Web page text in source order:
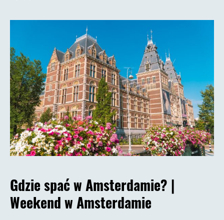
Gdzie spać w Amsterdamie? |
Weekend w Amsterdamie